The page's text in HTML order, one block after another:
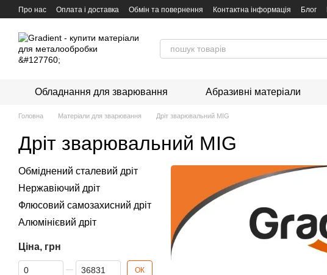
Перейти к основному контенту
Про нас Оплата і доставка Обмін та повернення Контактна інформація Блог
Обладнання для зварювання Абразивні матеріали
Головна Матеріали для зварювання Дріт зварювальний MIG
Дріт зварювальний MIG
Обміднений сталевий дріт
Нержавіючий дріт
Флюсовий самозахисний дріт
Алюмінієвий дріт
Ціна, грн
Від Ціна, грн
До Ціна, грн ОК